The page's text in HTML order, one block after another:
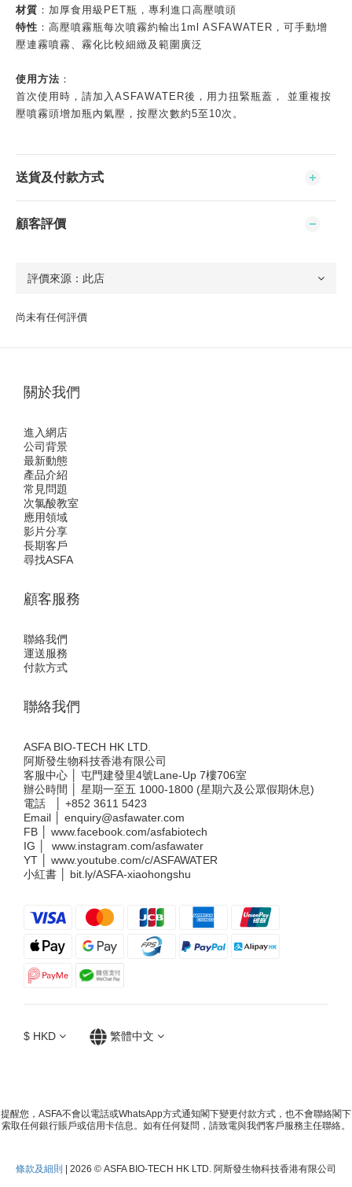
材質 ：加厚食用級PET瓶，專利進口高壓噴頭
特性 ：高壓噴霧瓶每次噴霧約輸出1ml ASFAWATER，可手動增
壓連霧噴霧、霧化比較細緻及範圍廣泛
使用方法 ：
首次使用時，請加入ASFAWATER後，用力扭緊瓶蓋， 並重複按
壓噴霧頭增加瓶內氣壓，按壓次數約5至10次。
送貨及付款方式
顧客評價
尚未有任何評價
關於我們
進入網店
公司背景
最新動態
產品介紹
常見問題
次氯酸教室
應用領域
影片分享
長期客戶
尋找ASFA
顧客服務
聯絡我們
運送服務
付款方式
聯絡我們
ASFA BIO-TECH HK LTD.
阿斯發生物科技香港有限公司
客服中心 │ 屯門建發里4號Lane-Up 7樓706室
辦公時間 │ 星期一至五 1000-1800 (星期六及公眾假期休息)
電話 │ +852 3611 5423
Email │ enquiry@asfawater.com
FB │ www.facebook.com/asfabiotech
IG │ www.instagram.com/asfawater
YT │ www.youtube.com/c/ASFAWATER
小紅書 │ bit.ly/ASFA-xiaohongshu
$ HKD 繁體中文
提醒您，ASFA不會以電話或WhatsApp方式通知閣下變更付款方式，也不會聯絡閣下
索取任何銀行賬戶或信用卡信息。如有任何疑問，請致電與我們客戶服務主任聯絡。
條款及細則 | 2026 © ASFA BIO-TECH HK LTD. 阿斯發生物科技香港有限公司